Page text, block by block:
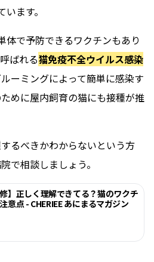
ます。
体で予防できるワクチンもあり
ばれる猫免疫不全ウイルス感染
ーミングによって簡単に感染す
めに屋内飼育の猫にも接種が推
るべきかわからないという方
で相談しましょう。
修】正しく理解できてる？猫のワクチ
意点 - CHERIEE あにまるマガジン